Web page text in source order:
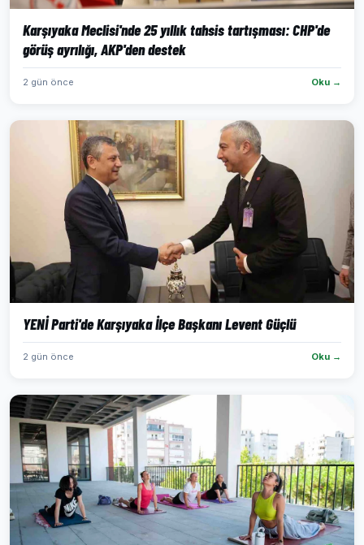
Karşıyaka Meclisi'nde 25 yıllık tahsis tartışması: CHP'de
görüş ayrılığı, AKP'den destek
2 gün önce Oku →
YENİ Parti'de Karşıyaka İlçe Başkanı Levent Güçlü
2 gün önce Oku →